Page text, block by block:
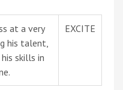
at a very
his talent,
skills in
EXCITE